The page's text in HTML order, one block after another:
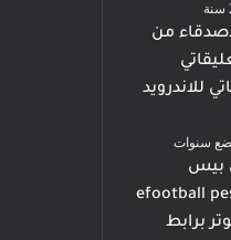
من
للاندرويد
سنوات
بيس
efootball
برابط